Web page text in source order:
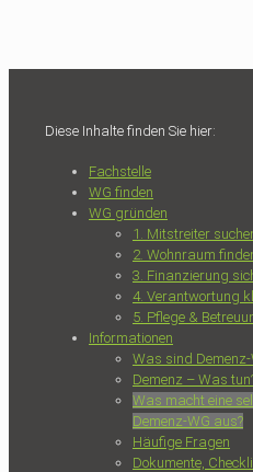
Diese Inhalte finden Sie hier:
Fachstelle
WG finden
WG gründen
1. Mitstreiter
2. Wohnraum
3. Finanzierung
4. Verantwortung
5. Pflege &
Informationen
Was sind Demenz-
Demenz – Was
Was macht eine
Demenz-WG aus?
Häufige Fragen
Dokumente,